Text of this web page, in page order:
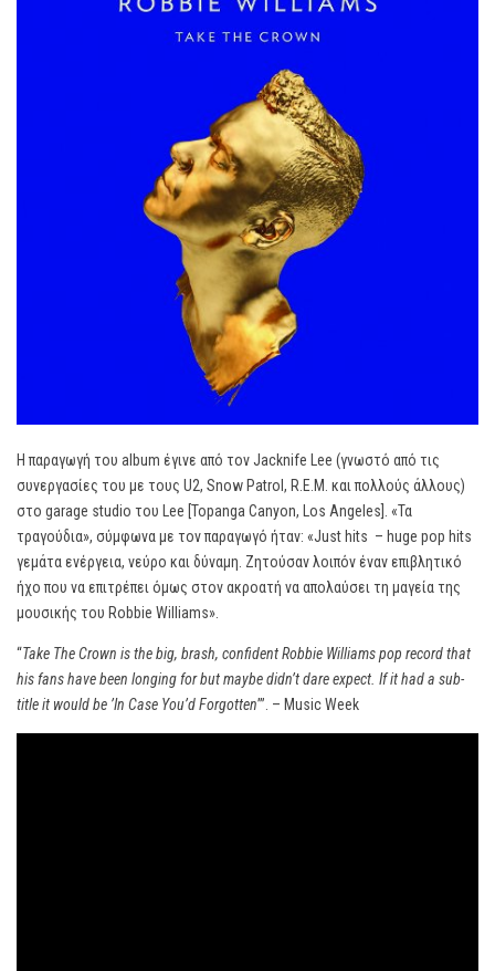
Η παραγωγή του album έγινε από τον Jacknife Lee (γνωστό από τις
συνεργασίες του με τους U2, Snow Patrol, R.E.M. και πολλούς άλλους)
στο garage studio του Lee [Topanga Canyon, Los Angeles]. «Τα
τραγούδια», σύμφωνα με τον παραγωγό ήταν: «Just hits ­ – huge pop hits
γεμάτα ενέργεια, νεύρο και δύναμη. Ζητούσαν λοιπόν έναν επιβλητικό
ήχο που να επιτρέπει όμως στον ακροατή να απολαύσει τη μαγεία της
μουσικής του Robbie Williams».
“Take The Crown is the big, brash, confident Robbie Williams pop record that
his fans have been longing for but maybe didn’t dare expect. If it had a sub-
title it would be ’In Case You’d Forgotten’”. – Music Week